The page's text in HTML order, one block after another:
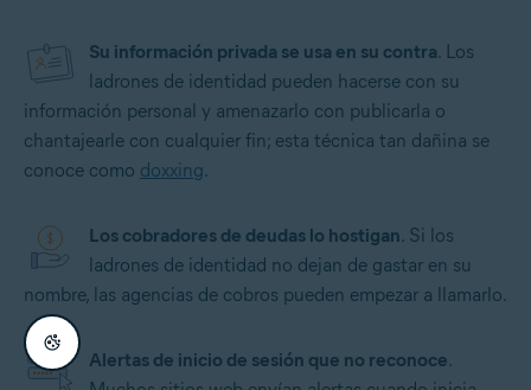
Su información privada se usa en su contra. Los
ladrones de identidad pueden hacerse con su
información personal y amenazarlo con publicarla o
chantajearle con cualquier fin; esta técnica tan dañina se
conoce como doxxing.
Los cobradores de deudas lo hostigan. Si los
ladrones de identidad no dejan de gastar en su
nombre, las agencias de cobros pueden empezar a llamarlo.
Alertas de inicio de sesión que no reconoce.